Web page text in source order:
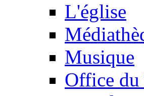
L'église
Musique
Office du